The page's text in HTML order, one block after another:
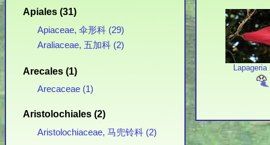
Apiales (31)
Apiaceae, 伞形科 (29)
Araliaceae, 五加科 (2)
Arecales (1)
Arecaceae (1)
Aristolochiales (2)
Aristolochiaceae, 马兜铃科 (2)
Lapageria